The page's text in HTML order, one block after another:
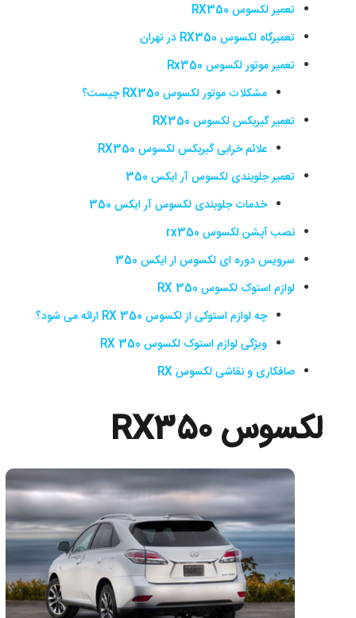
تعمیر لکسوس RX350
تعمیرگاه لکسوس RX350 در تهران
تعمیر موتور لکسوس Rx350
مشکلات موتور لکسوس RX350 چیست؟
تعمیر گیربکس لکسوس RX350
علائم خرابی گیربکس لکسوس RX350
تعمیر جلوبندی لکسوس آر ایکس 350
خدمات جلوبندی لکسوس آر ایکس 350
نصب آپشن لکسوس rx350
سرویس دوره ای لکسوس ار ایکس 350
لوازم استوک لکسوس RX 350
چه لوازم استوکی از لکسوس RX 350 ارائه می شود؟
ویژگی لوازم استوک لکسوس RX 350
صافکاری و نقاشی لکسوس RX
لکسوس RX350